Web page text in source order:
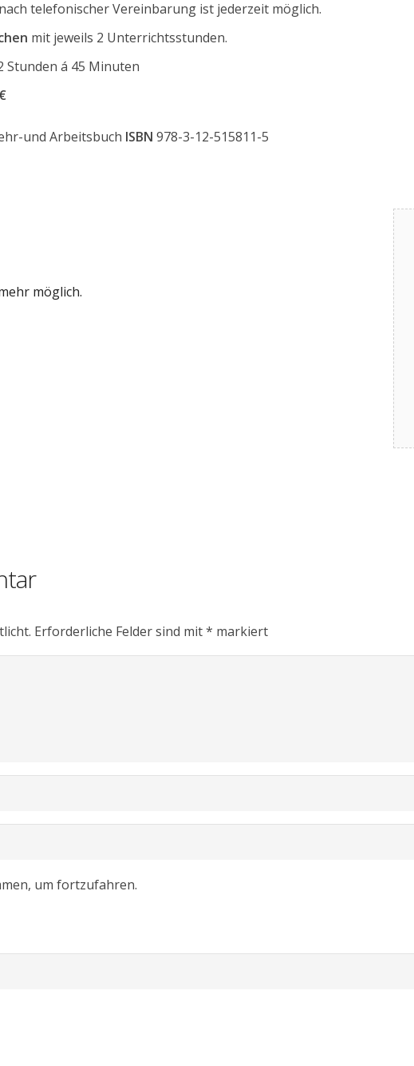
telefonischer Vereinbarung ist jederzeit möglich.
mit jeweils 2 Unterrichtsstunden.
Stunden á 45 Minuten
und Arbeitsbuch ISBN 978-3-12-515811-5
möglich.
Erforderliche Felder sind mit* markiert
um fortzufahren.